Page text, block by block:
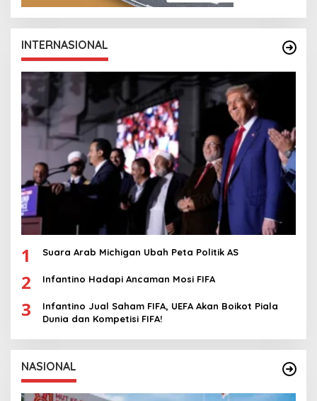
INTERNASIONAL
1 Suara Arab Michigan Ubah Peta Politik AS
2 Infantino Hadapi Ancaman Mosi FIFA
3
Infantino Jual Saham FIFA, UEFA Akan Boikot Piala
Dunia dan Kompetisi FIFA!
NASIONAL